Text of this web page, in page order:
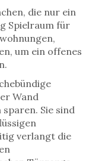
die nur ein
Spielraum für
,
um ein offenes
Wand
sparen. Sie sind
verlangt die